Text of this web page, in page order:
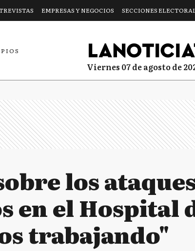
EMPRESAS Y NEGOCIOS SECCIONES
viernes 07 de agosto de
los
en el Hospital
trabajando"